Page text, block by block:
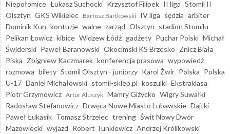
Niepołomice Łukasz Suchocki Krzysztof Filipek II liga Stomil II
Olsztyn GKS Wikielec Bartosz Bartkowski IV liga sędzia arbiter
Dominik Kun kontuzje walne zarząd Olsztyn stadion Stomilu
Pelikan Łowicz kibice Widzew Łódź gadżety Puchar Polski Michał
Świderski Paweł Baranowski Okocimski KS Brzesko Znicz Biała
Piska Zbigniew Kaczmarek konferencja prasowa wypowiedź
rozmowa bilety Stomil Olsztyn - juniorzy Karol Żwir Polska Polska
U-17 Daniel Michałowski stomil-sklep.pl koszulki Ekstraklasa
Piotr Grzymowicz Artur Aluszyk Mamry Giżycko Wigry Suwałki
Radosław Stefanowicz Drwęca Nowe Miasto Lubawskie Dajtki
Paweł Łukasik Tomasz Strzelec trening Świt Nowy Dwór
Mazowiecki wyjazd Robert Tunkiewicz Andrzej Królikowski